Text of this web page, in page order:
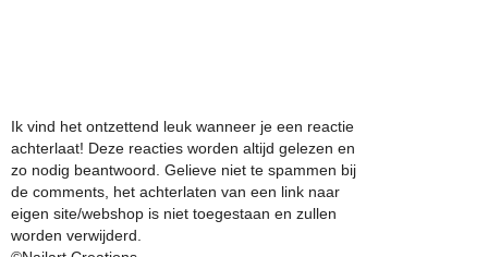
Ik vind het ontzettend leuk wanneer je een reactie
achterlaat! Deze reacties worden altijd gelezen en
zo nodig beantwoord. Gelieve niet te spammen bij
de comments, het achterlaten van een link naar
eigen site/webshop is niet toegestaan en zullen
worden verwijderd.